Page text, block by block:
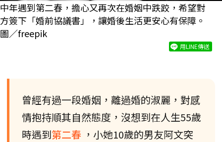
中年遇到第二春，擔心又再次在婚姻中跌跤，希望對
方簽下「婚前協議書」，讓婚後生活更安心有保障。
圖／freepik
用LINE傳送
曾經有過一段婚姻，離過婚的淑麗，對感
情抱持順其自然態度，沒想到在人生55歲
時遇到第二春 ，小她10歲的男友阿文突